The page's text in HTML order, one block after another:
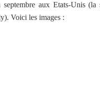
septembre aux Etats-Unis
Voici les images :